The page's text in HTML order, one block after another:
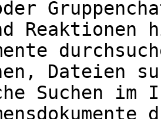
Reaktionen
Dateien
Suchen